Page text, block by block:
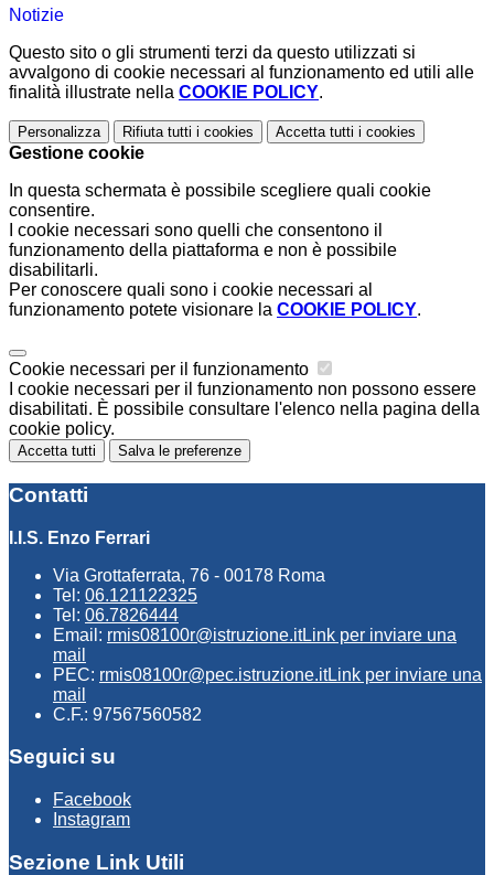
Notizie
Questo sito o gli strumenti terzi da questo utilizzati si
avvalgono di cookie necessari al funzionamento ed utili alle
finalità illustrate nella COOKIE POLICY.
Personalizza Rifiuta tutti i cookies Accetta tutti i cookies
Gestione cookie
In questa schermata è possibile scegliere quali cookie
consentire.
I cookie necessari sono quelli che consentono il
funzionamento della piattaforma e non è possibile
disabilitarli.
Per conoscere quali sono i cookie necessari al
funzionamento potete visionare la COOKIE POLICY.
Cookie necessari per il funzionamento
I cookie necessari per il funzionamento non possono essere
disabilitati. È possibile consultare l'elenco nella pagina della
cookie policy.
Accetta tutti Salva le preferenze
Contatti
I.I.S. Enzo Ferrari
Via Grottaferrata, 76 - 00178 Roma
Tel: 06.121122325
Tel: 06.7826444
Email: rmis08100r@istruzione.itLink per inviare una
mail
PEC: rmis08100r@pec.istruzione.itLink per inviare una
mail
C.F.: 97567560582
Seguici su
Facebook
Instagram
Sezione Link Utili